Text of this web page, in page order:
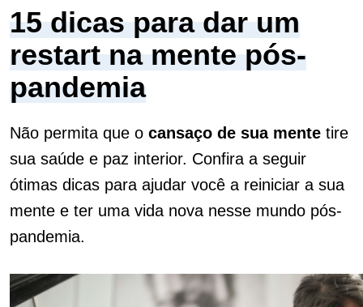
15 dicas para dar um
restart na mente pós-
pandemia
Não permita que o cansaço de sua mente tire
sua saúde e paz interior. Confira a seguir
ótimas dicas para ajudar você a reiniciar a sua
mente e ter uma vida nova nesse mundo pós-
pandemia.